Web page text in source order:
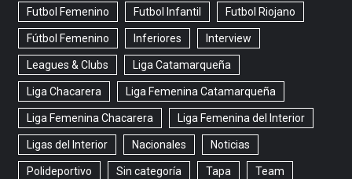
Futbol Femenino Futbol Infantil Futbol Riojano
Fútbol Femenino Inferiores Interview
Leagues & Clubs Liga Catamarqueña
Liga Chacarera Liga Femenina Catamarqueña
Liga Femenina Chacarera Liga Femenina del Interior
Ligas del Interior Nacionales Noticias
Polideportivo Sin categoría Tapa Team